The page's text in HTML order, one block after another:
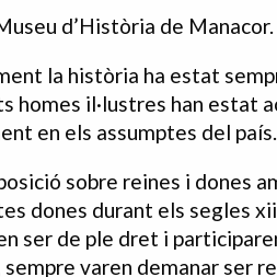
d’Història de Manacor.
la història ha estat
homes il·lustres han estat
en els assumptes del país.
sobre reines i dones
dones durant els segles
ser de ple dret i
varen demanar ser